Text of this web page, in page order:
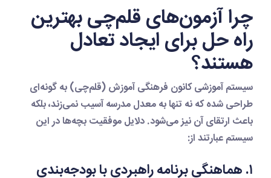
چرا آزمون‌های قلم‌چی بهترین
راه حل برای ایجاد تعادل
هستند؟
سیستم آموزشی کانون فرهنگی آموزش (قلم‌چی) به گونه‌ای
طراحی شده که نه تنها به معدل مدرسه آسیب نمی‌زند، بلکه
باعث ارتقای آن نیز می‌شود. دلایل موفقیت بچه‌ها در این
سیستم عبارتند از:
۱. هماهنگی برنامه راهبردی با بودجه‌بندی